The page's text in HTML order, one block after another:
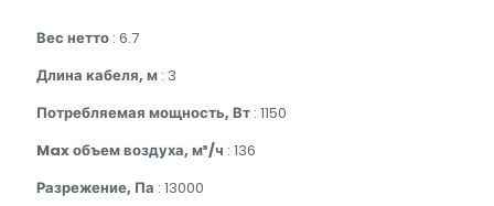
Вес нетто : 6.7
Длина кабеля, м : 3
Потребляемая мощность, Вт : 1150
Max объем воздуха, м³/ч : 136
Разрежение, Па : 13000